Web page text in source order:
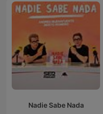
Nadie Sabe Nada